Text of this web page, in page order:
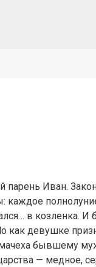
Иван.
каждое
в козленка.
как девушке
бывшему
— медное,